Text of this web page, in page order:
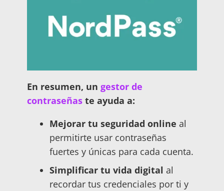
En resumen, un gestor de
contraseñas te ayuda a:
Mejorar tu seguridad online al
permitirte usar contraseñas
fuertes y únicas para cada cuenta.
Simplificar tu vida digital al
recordar tus credenciales por ti y